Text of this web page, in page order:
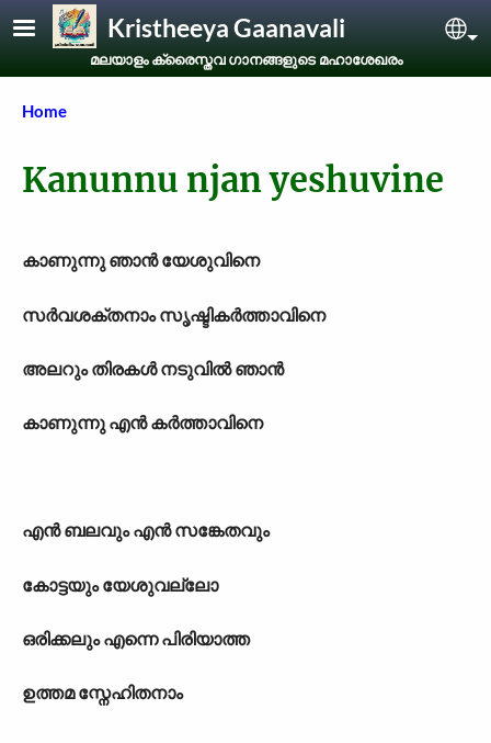
Skip to main contentKristheeya Gaanavali
മലയാളം ക്രൈസ്തവ ഗാനങ്ങളുടെ മഹാശേഖരം
Breadcrumb
Home
Kanunnu njan yeshuvine
കാണുന്നു ഞാന്‍ യേശുവിനെ
സര്‍വശക്തനാം സൃഷ്ടികര്‍ത്താവിനെ
അലറും തിരകള്‍ നടുവില്‍ ഞാന്‍
കാണുന്നു എന്‍ കര്‍ത്താവിനെ
എന്‍ ബലവും എന്‍ സങ്കേതവും
കോട്ടയും യേശുവല്ലോ
ഒരിക്കലും എന്നെ പിരിയാത്ത
ഉത്തമ സ്നേഹിതനാം